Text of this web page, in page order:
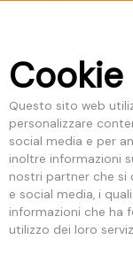
Questo sito web
personalizzare
social media e per
inoltre informazioni
nostri partner che si
e social media, i
informazioni che ha
utilizzo dei loro